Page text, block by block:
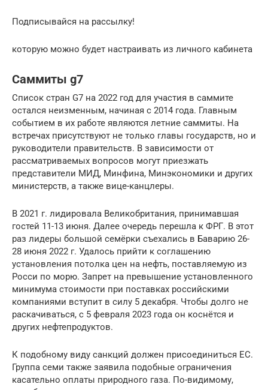
Подписывайся на рассылку!
которую можно будет настраивать из личного кабинета
Саммиты g7
Список стран G7 на 2022 год для участия в саммите
остался неизменным, начиная с 2014 года. Главным
событием в их работе являются летние саммиты. На
встречах присутствуют не только главы государств, но и
руководители правительств. В зависимости от
рассматриваемых вопросов могут приезжать
представители МИД, Минфина, Минэкономики и других
министерств, а также вице-канцлеры.
В 2021 г. лидировала Великобритания, принимавшая
гостей 11-13 июня. Далее очередь перешла к ФРГ. В этот
раз лидеры большой семёрки съехались в Баварию 26-
28 июня 2022 г. Удалось прийти к соглашению
установления потолка цен на нефть, поставляемую из
Росси по морю. Запрет на превышение установленного
минимума стоимости при поставках российскими
компаниями вступит в силу 5 декабря. Чтобы долго не
раскачиваться, с 5 февраля 2023 года он коснётся и
других нефтепродуктов.
К подобному виду санкций должен присоединиться ЕС.
Группа семи также заявила подобные ограничения
касательно оплаты природного газа. По-видимому,